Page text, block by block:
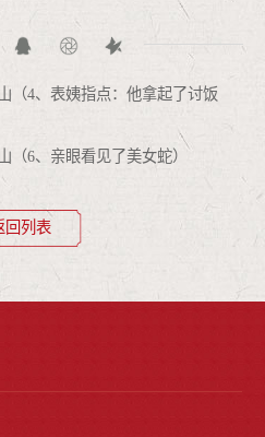
（4、表姨指点：他拿起了讨饭
（6、亲眼看见了美女蛇）
回列表